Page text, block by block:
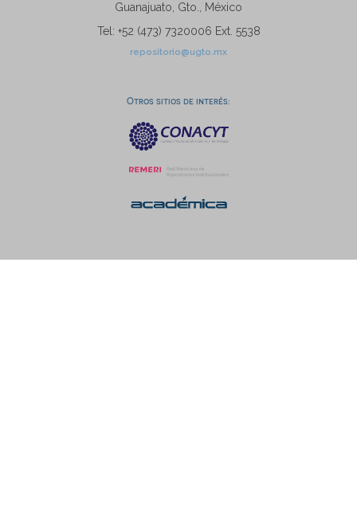
Guanajuato, Gto., México
Tel: +52 (473) 7320006 Ext. 5538
repositorio@ugto.mx
Otros sitios de interés: